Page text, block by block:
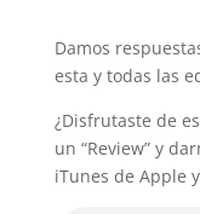
Damos
esta y todas las
¿Disfrutaste de
un “Review” y
iTunes de Apple